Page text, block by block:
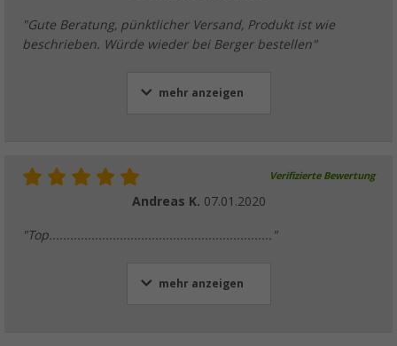
"Gute Beratung, pünktlicher Versand, Produkt ist wie
beschrieben. Würde wieder bei Berger bestellen"
mehr anzeigen
Verifizierte Bewertung
Andreas K. 07.01.2020
"Top..............................................................."
mehr anzeigen